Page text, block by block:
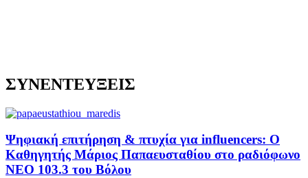
ΣΥΝΕΝΤΕΥΞΕΙΣ
Ψηφιακή επιτήρηση & πτυχία για influencers: Ο
Καθηγητής Μάριος Παπαευσταθίου στο ραδιόφωνο
NEO 103.3 του Βόλου